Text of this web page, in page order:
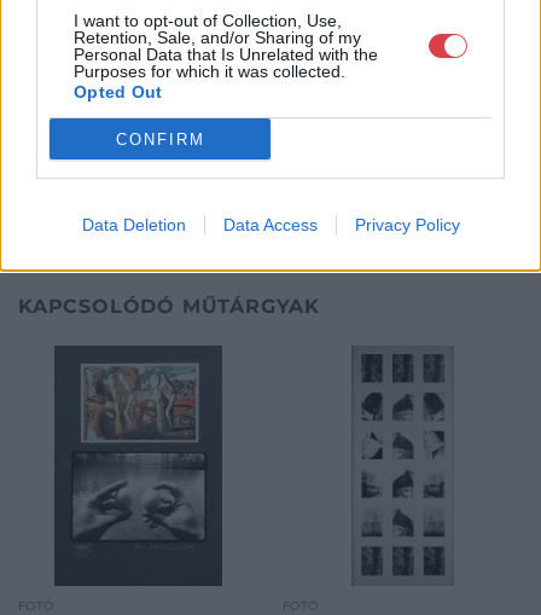
I want to opt-out of Collection, Use,
Retention, Sale, and/or Sharing of my
Personal Data that Is Unrelated with the
Purposes for which it was collected.
Opted Out
CONFIRM
Data Deletion Data Access Privacy Policy
szerda esténként online árverést! Kedd-től péntek-ig 11.00-este
18.00 óráig várjuk szeretettel az érdeklődőket.
GALÉRIA TOVÁBBI MŰTÁRGYAI
KAPCSOLÓDÓ MŰTÁRGYAK
FOTÓ FOTÓ